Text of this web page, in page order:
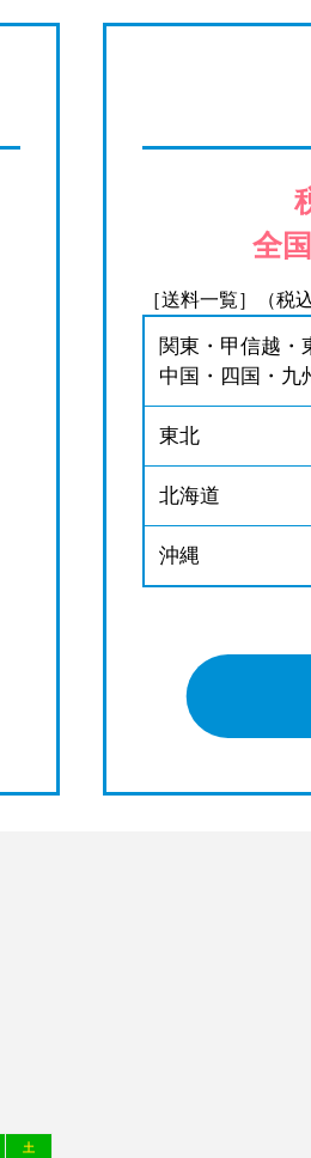
全
［送料一覧］（税込
関東・甲信越・
中国・四国・九
東北
北海道
沖縄
土